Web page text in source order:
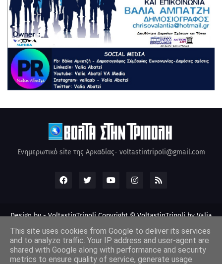
Ενημερωτικό site της Αρκαδίας- voltastintripoli@gmail.com
Design by -VoltastinTripoliCopyright © VoltastinTripoli by Valia
This site uses cookies from Google to deliver its services
and to analyze traffic. Your IP address and user-agent are
shared with Google along with performance and security
metrics to ensure quality of service, generate usage